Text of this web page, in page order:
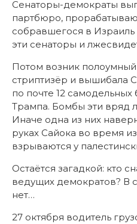
Сенаторы-демократы
партбюро,
собравшегося в
эти сенаторы и
Потом возник
стриптизёр и вышибала
по почте 12
Трампа. Бомбы эти вряд
Иначе одна из них
руках Сайока во время
взрываются у
Остаётся загадкой: кто
ведущих демократов? В
нет…
27 октября водитель